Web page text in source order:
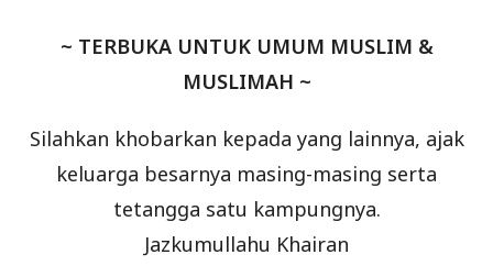
~ TERBUKA UNTUK UMUM MUSLIM &
MUSLIMAH ~
Silahkan khobarkan kepada yang lainnya, ajak
keluarga besarnya masing-masing serta
tetangga satu kampungnya.
Jazkumullahu Khairan